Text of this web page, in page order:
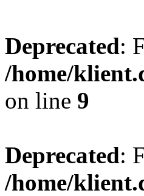
Deprecated:
/home/
on line 9
Deprecated:
/home/